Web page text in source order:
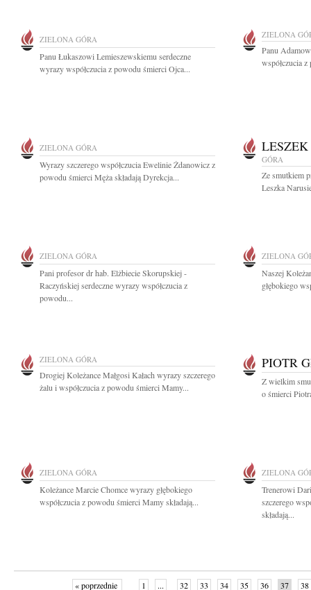
ZIELONA GÓRA
Panu Łukaszowi Lemieszewskiemu serdeczne
wyrazy współczucia z powodu śmierci Ojca...
ZIELONA
Panu
współczucia
ZIELONA GÓRA
Wyrazy szczerego współczucia Ewelinie Żdanowicz z
powodu śmierci Męża składają Dyrekcja...
GÓRA
Ze smutkiem
Leszka
ZIELONA GÓRA
Pani profesor dr hab. Elżbiecie Skorupskiej -
Raczyńskiej serdeczne wyrazy współczucia z
powodu...
ZIELONA
Naszej
głębokiego
ZIELONA GÓRA
Drogiej Koleżance Małgosi Kałach wyrazy szczerego
żalu i współczucia z powodu śmierci Mamy...
PIOTR
Z wielkim
o śmierci
ZIELONA GÓRA
Koleżance Marcie Chomce wyrazy głębokiego
współczucia z powodu śmierci Mamy składają...
ZIELONA
Trenerowi
szczerego
składają...
« poprzednie 1 ... 32 33 34 35 36 37 38